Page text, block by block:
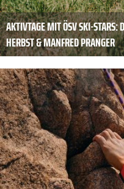
AKTIVTAGE MIT ÖSV SKI-STARS:
HERBST & MANFRED PRANGER